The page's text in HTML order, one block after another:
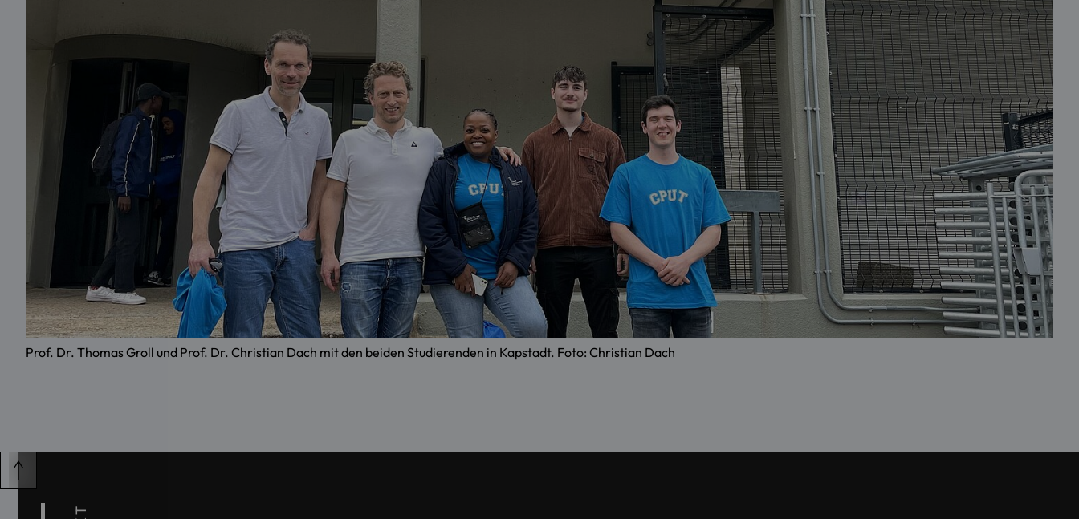
Prof. Dr. Thomas Groll und Prof. Dr. Christian Dach mit den beiden Studierenden in Kapstadt. Foto: Christian Dach